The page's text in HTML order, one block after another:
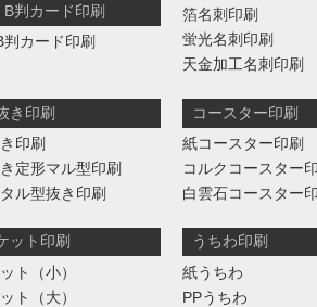
B判カード印刷
判カード印刷
箔名刺印刷
蛍光名刺印刷
天金加工名刺印刷
き印刷
印刷
定形マル型印刷
ル型抜き印刷
コースター印刷
紙コースター印刷
コルクコースター
白雲石コースター
ット印刷
ト（小）
ト（大）
うちわ印刷
紙うちわ
PPうちわ